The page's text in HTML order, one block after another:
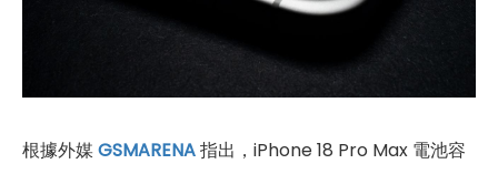
根據外媒GSMARENA指出，iPhone 18 Pro Max 電池容